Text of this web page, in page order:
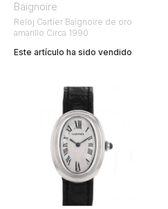
Baignoire
Reloj Cartier Baignoire de oro
amarillo Circa 1990
Este artículo ha sido vendido